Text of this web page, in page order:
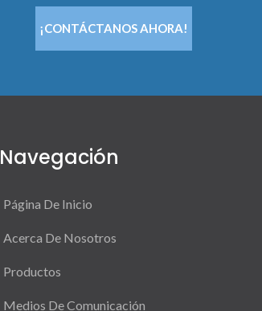
¡CONTÁCTANOS AHORA!
Navegación
Página De Inicio
Acerca De Nosotros
Productos
Medios De Comunicación